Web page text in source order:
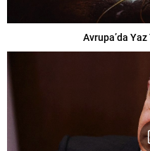
Avrupa’da Yaz